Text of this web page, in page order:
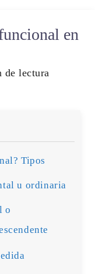
en
de lectura
Tipos
u ordinaria
o